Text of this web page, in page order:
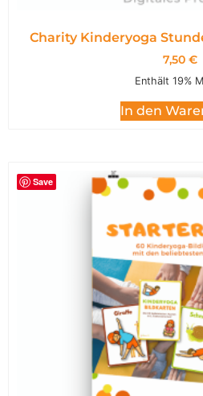
Charity Kinderyoga
7,50 €
Enthält 19%
In den
Save